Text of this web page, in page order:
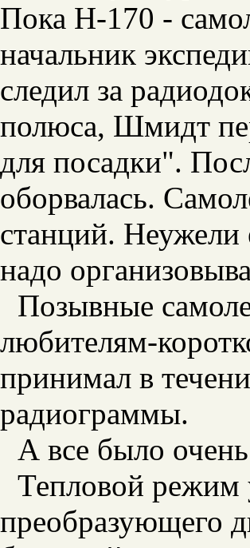
Пока Н-170 -
начальник
следил за
полюса, Шмидт
для посадки".
оборвалась.
станций. Неужели
надо
Позывные
любителям-
принимал в
радиограммы.
А все было
Тепловой режим
преобразующего